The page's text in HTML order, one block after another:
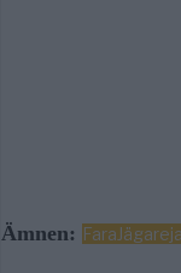
Ämnen: FaraJägare